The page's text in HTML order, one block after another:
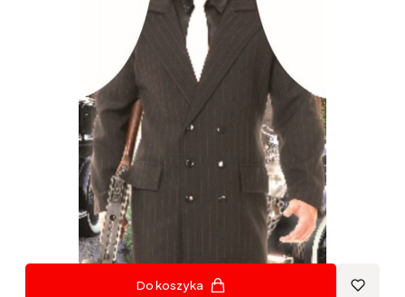
Do koszyka